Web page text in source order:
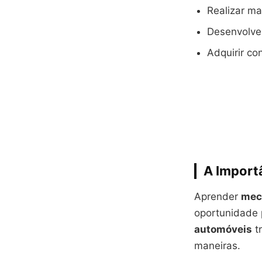
Realizar
Adquirir
A
Aprender
oportunidade
automóveis
maneiras.